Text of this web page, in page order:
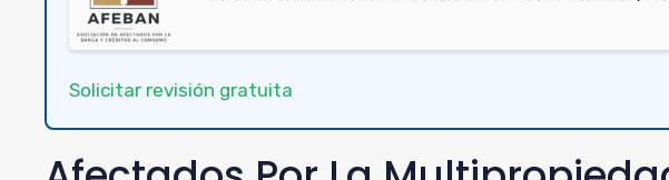
Solicitar revisión gratuita